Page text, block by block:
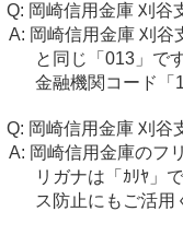
岡崎信用金庫 刈谷
岡崎信用金庫 刈谷
と同じ「013」で
金融機関コード「
岡崎信用金庫 刈谷
岡崎信用金庫のフ
リガナは「ｶﾘﾔ」
ス防止にもご活用